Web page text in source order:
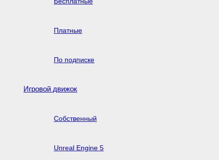
Платные
По подписке
Игровой движок
Собственный
Unreal Engine 5